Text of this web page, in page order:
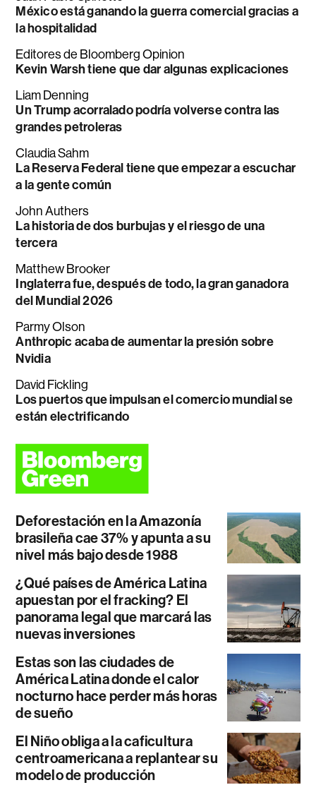
México está ganando la guerra comercial gracias a
la hospitalidad
Editores de Bloomberg Opinion
Kevin Warsh tiene que dar algunas explicaciones
Liam Denning
Un Trump acorralado podría volverse contra las
grandes petroleras
Claudia Sahm
La Reserva Federal tiene que empezar a escuchar
a la gente común
John Authers
La historia de dos burbujas y el riesgo de una
tercera
Matthew Brooker
Inglaterra fue, después de todo, la gran ganadora
del Mundial 2026
Parmy Olson
Anthropic acaba de aumentar la presión sobre
Nvidia
David Fickling
Los puertos que impulsan el comercio mundial se
están electrificando
Deforestación en la Amazonía
brasileña cae 37% y apunta a su
nivel más bajo desde 1988
¿Qué países de América Latina
apuestan por el fracking? El
panorama legal que marcará las
nuevas inversiones
Estas son las ciudades de
América Latina donde el calor
nocturno hace perder más horas
de sueño
El Niño obliga a la caficultura
centroamericana a replantear su
modelo de producción